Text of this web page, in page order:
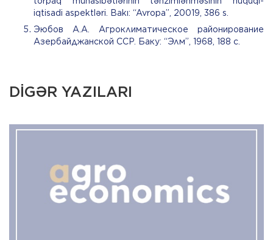
iqtisadi aspektləri. Bakı: “Avropa”, 20019, 386 s.
Эюбов А.А. Агроклиматическое районирование
Азербайджанской ССР. Баку: “Элм”, 1968, 188 с.
DİGƏR YAZILARI